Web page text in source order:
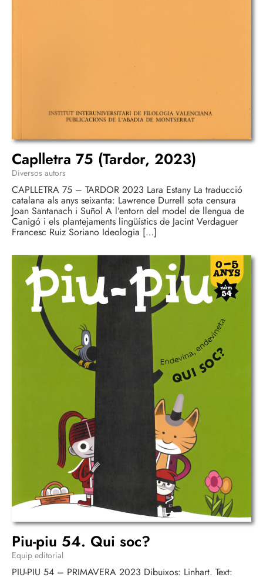
Caplletra 75 (Tardor, 2023)
Diversos autors
CAPLLETRA 75 – TARDOR 2023 Lara Estany La traducció
catalana als anys seixanta: Lawrence Durrell sota censura
Joan Santanach i Suñol A l’entorn del model de llengua de
Canigó i els plantejaments lingüístics de Jacint Verdaguer
Francesc Ruiz Soriano Ideologia […]
Piu-piu 54. Qui soc?
Equip editorial
PIU-PIU 54 – PRIMAVERA 2023 Dibuixos: Linhart. Text: